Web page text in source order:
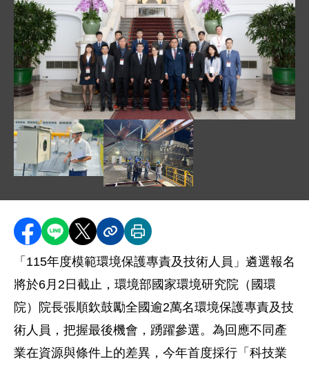
圖片說明：01_114 年模範環保專責人員至總統府晉
圖片說明：02_污水廠環保專責人員執行業務現況 .jpg
分享至 Facebook
分享到 LINE
分享到 X分享內容連結
列印本頁
「 115年度模範環境保護專責及技術人員」遴選報名
將於6月 2 日截止，環境部國家環境研究院（國環
院）院長張順欽鼓勵全國逾2萬名環境保護專責及技
術人員，把握最後機會，踴躍參選。為回應不同產
業在資源與條件上的差異，今年首度採行「科技業